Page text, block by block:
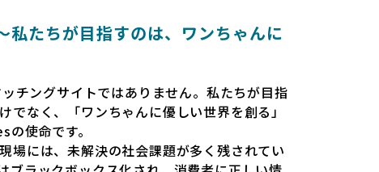
たちが目指すのは、ワンちゃんに
チングサイトではありません。私たちが目指
でなく、「ワンちゃんに優しい世界を創る」
使命です。
場には、未解決の社会課題が多く残されてい